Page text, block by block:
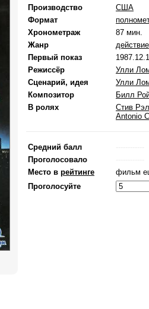
Производство
США
Формат
Хронометраж
87 мин.
Жанр
действие
Первый показ
Режиссёр
Улли
Сценарий, идея
Улли
Композитор
Билл
В ролях
Стив
Antonio
Средний балл
Проголосовало
Место в рейтинге
фильм
Проголосуйте